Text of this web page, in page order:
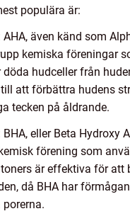
populära är:
AHA, även känd som
kemiska föreningar
hudceller från
att förbättra hudens
tecken på åldrande.
eller Beta Hydroxy
förening som
är effektiva för att
då BHA har